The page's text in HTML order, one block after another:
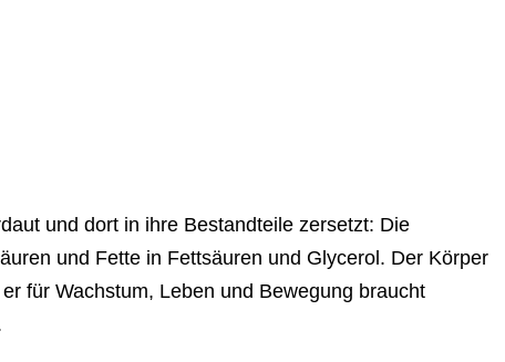
und dort in ihre Bestandteile zersetzt: Die
und Fette in Fettsäuren und Glycerol. Der Körper
für Wachstum, Leben und Bewegung braucht